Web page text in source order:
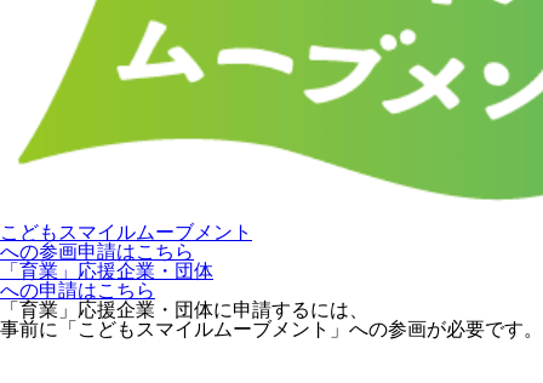
こどもスマイルムーブメント
への参画申請はこちら
「育業」応援企業・団体
への申請はこちら
「育業」応援企業・団体に申請するには、
事前に「こどもスマイルムーブメント」への参画が必要です。